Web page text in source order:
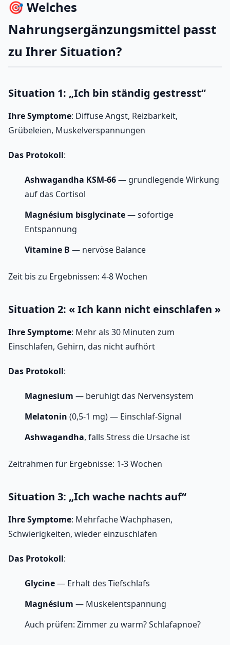
🎯 Welches
Nahrungsergänzungsmittel passt
zu Ihrer Situation?
Situation 1: „Ich bin ständig gestresst“
Ihre Symptome: Diffuse Angst, Reizbarkeit,
Grübeleien, Muskelverspannungen
Das Protokoll:
Ashwagandha KSM-66— grundlegende Wirkung
auf das Cortisol
Magnésium bisglycinate— sofortige
Entspannung
Vitamine B — nervöse Balance
Zeit bis zu Ergebnissen: 4-8 Wochen
Situation 2: « Ich kann nicht einschlafen »
Ihre Symptome: Mehr als 30 Minuten zum
Einschlafen, Gehirn, das nicht aufhört
Das Protokoll:
Magnesium — beruhigt das Nervensystem
Melatonin (0,5-1 mg) — Einschlaf-Signal
Ashwagandha, falls Stress die Ursache ist
Zeitrahmen für Ergebnisse: 1-3 Wochen
Situation 3: „Ich wache nachts auf“
Ihre Symptome: Mehrfache Wachphasen,
Schwierigkeiten, wieder einzuschlafen
Das Protokoll:
Glycine— Erhalt des Tiefschlafs
Magnésium — Muskelentspannung
Auch prüfen: Zimmer zu warm? Schlafapnoe?